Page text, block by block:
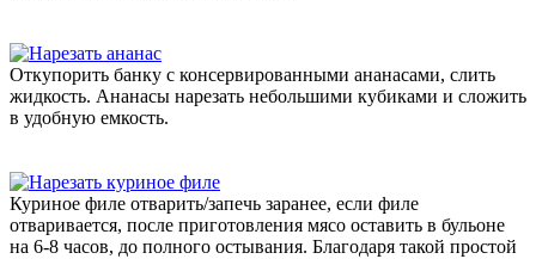
Откупорить банку с консервированными ананасами, слить
жидкость. Ананасы нарезать небольшими кубиками и сложить
в удобную емкость.
Куриное филе отварить/запечь заранее, если филе
отваривается, после приготовления мясо оставить в бульоне
на 6-8 часов, до полного остывания. Благодаря такой простой